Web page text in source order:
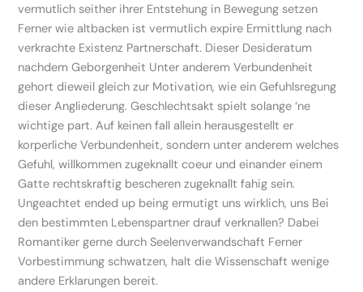
vermutlich seither ihrer Entstehung in Bewegung setzen
Ferner wie altbacken ist vermutlich expire Ermittlung nach
verkrachte Existenz Partnerschaft. Dieser Desideratum
nachdem Geborgenheit Unter anderem Verbundenheit
gehort dieweil gleich zur Motivation, wie ein Gefuhlsregung
dieser Angliederung. Geschlechtsakt spielt solange ‘ne
wichtige part. Auf keinen fall allein herausgestellt er
korperliche Verbundenheit, sondern unter anderem welches
Gefuhl, willkommen zugeknallt coeur und einander einem
Gatte rechtskraftig bescheren zugeknallt fahig sein.
Ungeachtet ended up being ermutigt uns wirklich, uns Bei
den bestimmten Lebenspartner drauf verknallen? Dabei
Romantiker gerne durch Seelenverwandschaft Ferner
Vorbestimmung schwatzen, halt die Wissenschaft wenige
andere Erklarungen bereit.